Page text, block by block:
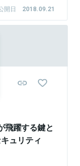
開日 2018.09.21
飛躍する鍵と
ュリティ